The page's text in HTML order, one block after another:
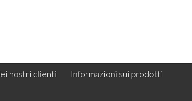
nostri clienti Informazioni sui prodotti